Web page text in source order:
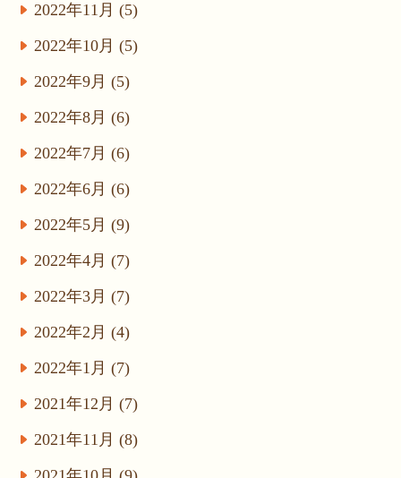
2022年11月 (5)
2022年10月 (5)
2022年9月 (5)
2022年8月 (6)
2022年7月 (6)
2022年6月 (6)
2022年5月 (9)
2022年4月 (7)
2022年3月 (7)
2022年2月 (4)
2022年1月 (7)
2021年12月 (7)
2021年11月 (8)